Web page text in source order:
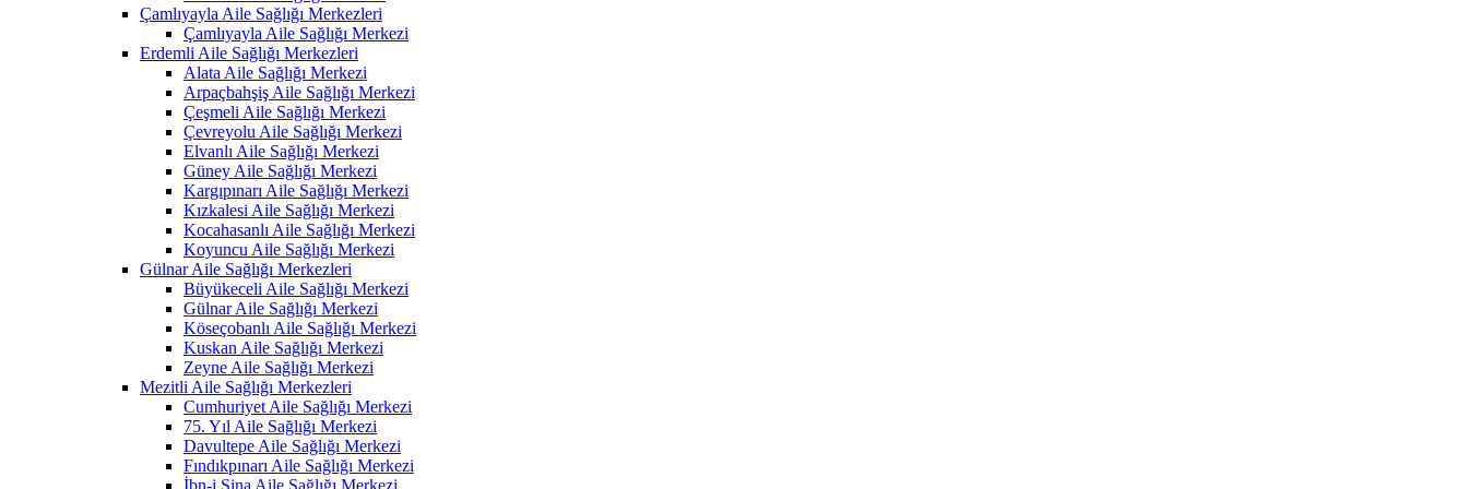
Çamlıyayla Aile Sağlığı Merkezleri
Çamlıyayla Aile Sağlığı Merkezi
Erdemli Aile Sağlığı Merkezleri
Alata Aile Sağlığı Merkezi
Arpaçbahşiş Aile Sağlığı Merkezi
Çeşmeli Aile Sağlığı Merkezi
Çevreyolu Aile Sağlığı Merkezi
Elvanlı Aile Sağlığı Merkezi
Güney Aile Sağlığı Merkezi
Kargıpınarı Aile Sağlığı Merkezi
Kızkalesi Aile Sağlığı Merkezi
Kocahasanlı Aile Sağlığı Merkezi
Koyuncu Aile Sağlığı Merkezi
Gülnar Aile Sağlığı Merkezleri
Büyükeceli Aile Sağlığı Merkezi
Gülnar Aile Sağlığı Merkezi
Köseçobanlı Aile Sağlığı Merkezi
Kuskan Aile Sağlığı Merkezi
Zeyne Aile Sağlığı Merkezi
Mezitli Aile Sağlığı Merkezleri
Cumhuriyet Aile Sağlığı Merkezi
75. Yıl Aile Sağlığı Merkezi
Davultepe Aile Sağlığı Merkezi
Fındıkpınarı Aile Sağlığı Merkezi
İbn-i Sina Aile Sağlığı Merkezi